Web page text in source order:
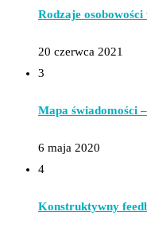
Rodzaje
20 czerwca 2021
3
Mapa świadomości
6 maja 2020
4
Konstruktywny